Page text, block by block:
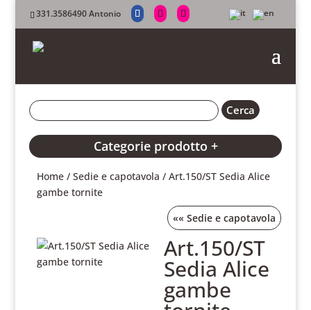
331.3586490 Antonio
Categorie prodotto +
Home /Sedie e capotavola / Art.150/ST Sedia Alice
gambe tornite
««Sedie e capotavola
Art.150/ST
Sedia Alice
gambe